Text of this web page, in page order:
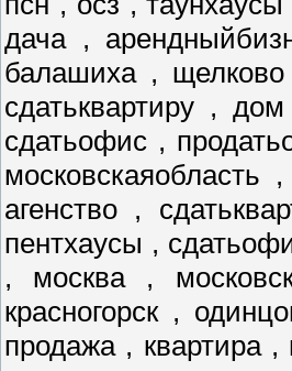
дача ,
балашиха ,
сдатьквартиру ,
сдатьофис ,
агенство ,
пентхаусы ,
, москва ,
красногорск ,
продажа , квартира